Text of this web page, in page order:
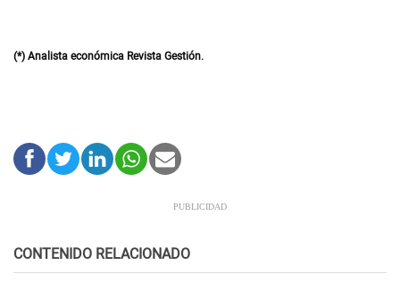
(*) Analista económica Revista Gestión.
CONTENIDO RELACIONADO